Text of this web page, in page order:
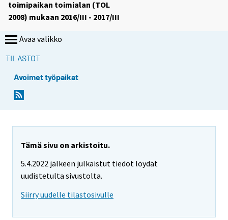
toimipaikan toimialan (TOL
2008) mukaan 2016/III - 2017/III
Avaa valikko
TILASTOT
Avoimet työpaikat
Tämä sivu on arkistoitu.
5.4.2022 jälkeen julkaistut tiedot löydät
uudistetulta sivustolta.
Siirry uudelle tilastosivulle